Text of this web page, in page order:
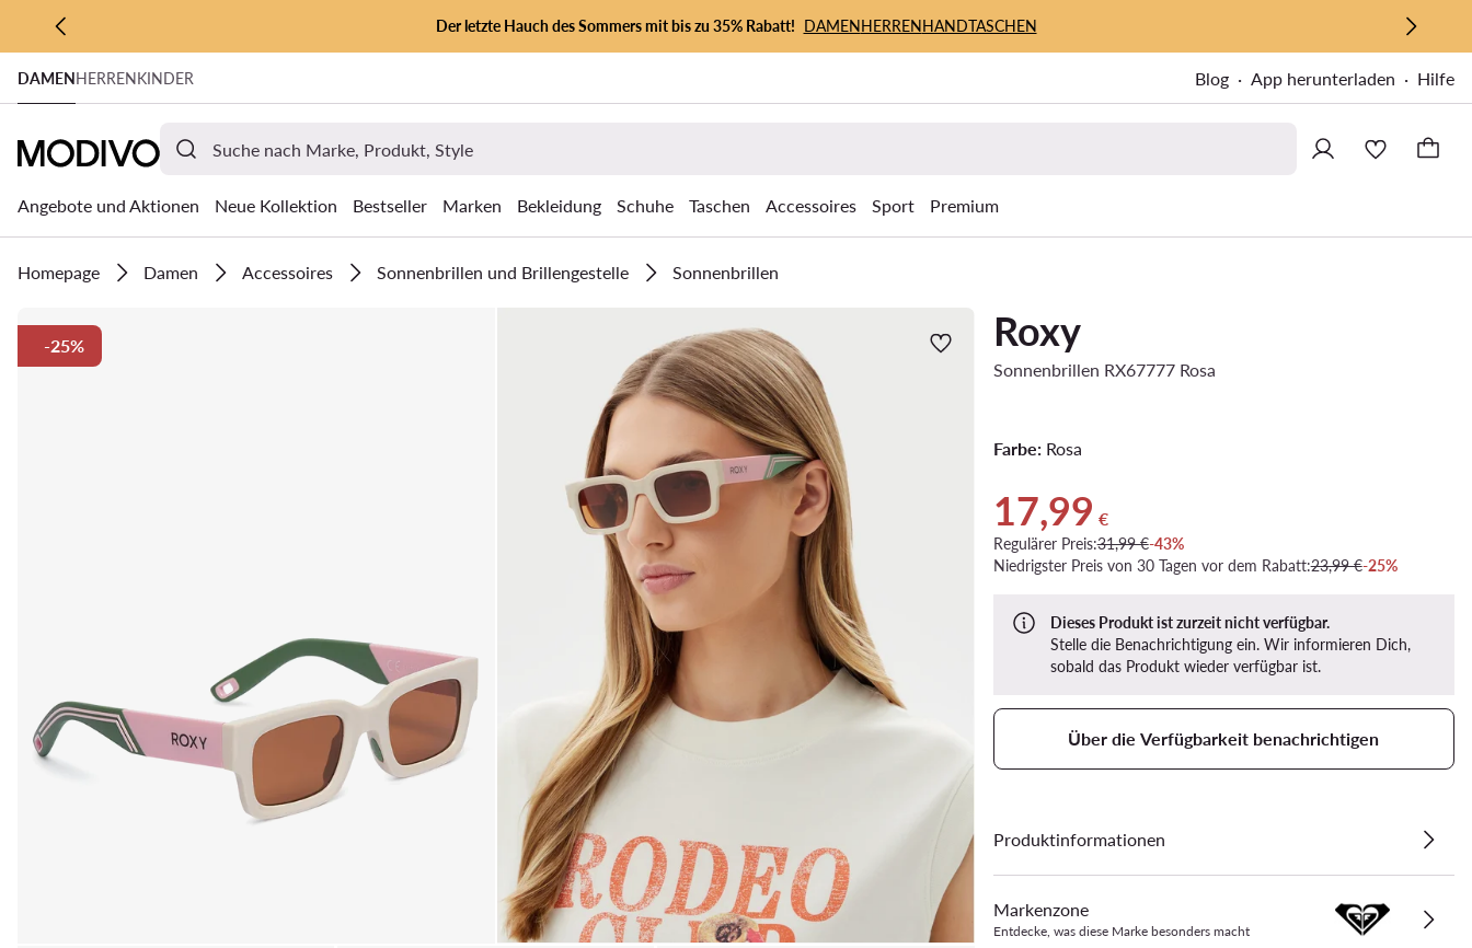
ZUM HAUPTINHALT SPRINGEN
ZUR SUCHE
Der letzte Hauch des Sommers mit bis zu 35% Rabatt! DAMENHERRENHANDTASCHEN
DAMENHERRENKINDER Blog App herunterladen Hilfe
Angebote und Aktionen Neue Kollektion Bestseller Marken Bekleidung Schuhe Taschen Accessoires Sport Premium
Homepage Damen Accessoires Sonnenbrillen und Brillengestelle Sonnenbrillen
-25% Roxy
Sonnenbrillen RX67777 Rosa
Farbe:Rosa
Aktueller Preis 17,99 €
17,99 €
Regulärer Preis:31,99 €-43%
Niedrigster Preis von 30 Tagen vor dem Rabatt:23,99 €-25%
Dieses Produkt ist zurzeit nicht verfügbar.
Stelle die Benachrichtigung ein. Wir informieren Dich,
sobald das Produkt wieder verfügbar ist.
Über die Verfügbarkeit benachrichtigen
Produktinformationen
Markenzone
Entdecke, was diese Marke besonders macht